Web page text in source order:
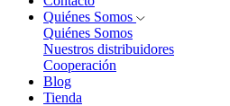
Quiénes Somos
Quiénes Somos
Nuestros distribuidores
Cooperación
Blog
Tienda